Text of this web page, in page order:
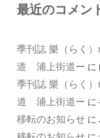
最近のコメン
季刊誌 樂（らく
道 浦上街道ー に
季刊誌 樂（らく
道 浦上街道ー に
移転のお知らせ に